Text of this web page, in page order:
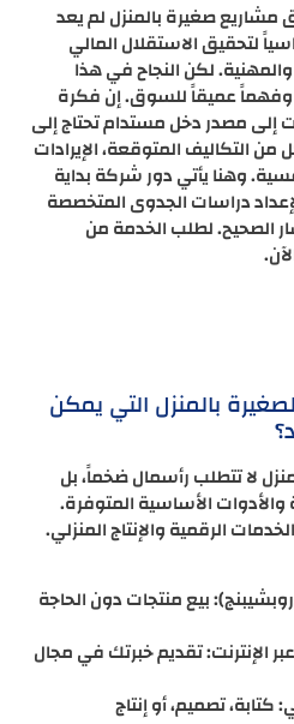
مشاريع صغيرة بالمنزل لم يعد
لتحقيق الاستقلال المالي
لكن النجاح في هذا
وفهماً عميقاً للسوق. إن فكرة
إلى مصدر دخل مستدام تحتاج إلى
من التكاليف المتوقعة، الإيرادات
وهنا يأتي دور شركة بداية
دراسات الجدوى المتخصصة
الصحيح. لطلب الخدمة من
بالمنزل التي يمكن
لا تتطلب رأسمال ضخماً، بل
الأساسية المتوفرة.
الرقمية والإنتاج المنزلي.
بيع منتجات دون الحاجة
الإنترنت: تقديم خبرتك في مجال
تصميم، أو إنتاج